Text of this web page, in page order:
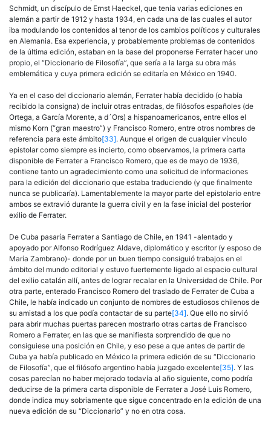
Schmidt, un discípulo de Ernst Haeckel, que tenía varias ediciones en
alemán a partir de 1912 y hasta 1934, en cada una de las cuales el autor
iba modulando los contenidos al tenor de los cambios políticos y culturales
en Alemania. Esa experiencia, y probablemente problemas de contenidos
de la última edición, estaban en la base del proponerse Ferrater hacer uno
propio, el “Diccionario de Filosofía”, que sería a la larga su obra más
emblemática y cuya primera edición se editaría en México en 1940.
Ya en el caso del diccionario alemán, Ferrater había decidido (o había
recibido la consigna) de incluir otras entradas, de filósofos españoles (de
Ortega, a García Morente, a d´Ors) a hispanoamericanos, entre ellos el
mismo Korn (“gran maestro”) y Francisco Romero, entre otros nombres de
referencia para este ámbito[33]. Aunque el origen de cualquier vínculo
epistolar como siempre es incierto, como observamos, la primera carta
disponible de Ferrater a Francisco Romero, que es de mayo de 1936,
contiene tanto un agradecimiento como una solicitud de informaciones
para la edición del diccionario que estaba traduciendo (y que finalmente
nunca se publicaría). Lamentablemente la mayor parte del epistolario entre
ambos se extravió durante la guerra civil y en la fase inicial del posterior
exilio de Ferrater.
De Cuba pasaría Ferrater a Santiago de Chile, en 1941 -alentado y
apoyado por Alfonso Rodríguez Aldave, diplomático y escritor (y esposo de
María Zambrano)- donde por un buen tiempo consiguió trabajos en el
ámbito del mundo editorial y estuvo fuertemente ligado al espacio cultural
del exilio catalán allí, antes de lograr recalar en la Universidad de Chile. Por
otra parte, enterado Francisco Romero del traslado de Ferrater de Cuba a
Chile, le había indicado un conjunto de nombres de estudiosos chilenos de
su amistad a los que podía contactar de su parte[34]. Que ello no sirvió
para abrir muchas puertas parecen mostrarlo otras cartas de Francisco
Romero a Ferrater, en las que se manifiesta sorprendido de que no
consiguiese una posición en Chile, y eso pese a que antes de partir de
Cuba ya había publicado en México la primera edición de su “Diccionario
de Filosofía”, que el filósofo argentino había juzgado excelente[35]. Y las
cosas parecían no haber mejorado todavía al año siguiente, como podría
deducirse de la primera carta disponible de Ferrater a José Luis Romero,
donde indica muy sobriamente que sigue concentrado en la edición de una
nueva edición de su “Diccionario” y no en otra cosa.